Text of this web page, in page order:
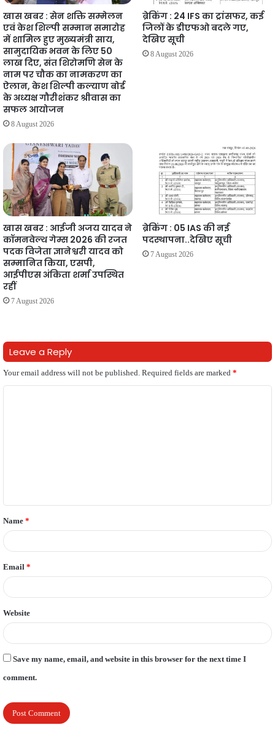
खास खबर : सेन शक्ति सम्मेलन
एवं केश शिल्पी सम्मान समारोह
में शामिल हुए मुख्यमंत्री साय,
सामुदायिक भवन के लिए 50
लाख दिए, संत शिरोमणि सेन के
नाम पर चौक का नामकरण का
ऐलान, केश शिल्पी कल्याण बोर्ड
के अध्यक्ष गौरीशंकर श्रीवास का
सफल आयोजन
8 August 2026
ब्रेकिंग : 24 IFS का ट्रांसफर, कई
जिलों के डीएफओ बदले गए,
देखिए सूची
8 August 2026
खास खबर : आईजी अजय यादव ने
कॉमनवेल्थ गेम्स 2026 की रजत
पदक विजेता ज्ञानेश्वरी यादव को
सम्मानित किया, एसपी,
आईपीएस अंकिता शर्मा उपस्थित
रहीं
7 August 2026
ब्रेकिंग : 05 IAS की नई
पदस्थापना..देखिए सूची
7 August 2026
Leave a Reply
Your email address will not be published. Required fields are marked *
t
*
Name *
Email *
Website
Save my name, email, and website in this browser for the next time I
comment.